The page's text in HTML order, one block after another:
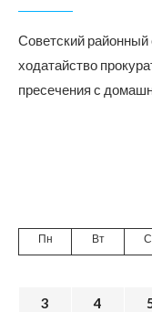
Советский
ходатайство
пресечения с
Пн Вт
3
4